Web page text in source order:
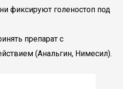
фиксируют голеностоп под
препарат с
(Анальгин, Нимесил).